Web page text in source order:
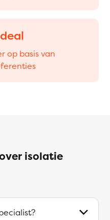
op basis van
isolatie